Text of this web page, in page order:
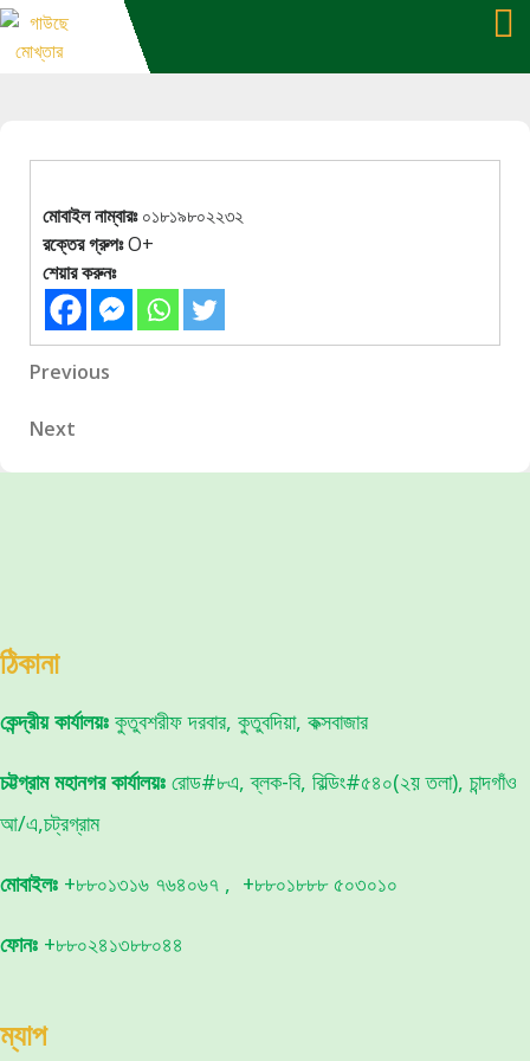
Skip
content
মোবাইল নাম্বারঃ০১৮১৯৮০২২৩২
রক্তের গ্রুপঃO+
শেয়ার করুনঃ
Post
navigation
Previous
Previous
Next
Next
ঠিকানা
কেন্দ্রীয় কার্যালয়ঃ কুতুবশরীফ দরবার, কুতুবদিয়া, কক্সবাজার
চট্টগ্রাম মহানগর কার্যালয়ঃ রোড#৮এ, ব্লক-বি, বিল্ডিং#৫৪০(২য় তলা), চান্দগাঁও
আ/এ,চট্রগ্রাম
মোবাইলঃ +৮৮০১৩১৬ ৭৬৪০৬৭ , +৮৮০১৮৮৮ ৫০৩০১০
ফোনঃ +৮৮০২৪১৩৮৮০৪৪
ম্যাপ